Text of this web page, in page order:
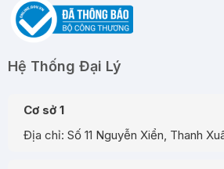
Hệ Thống Đại Lý
Cơ sở 1
Địa chỉ: Số 11 Nguyễn Xiển, Thanh